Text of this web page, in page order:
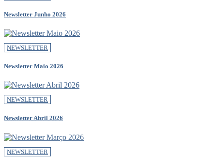
Newsletter Junho 2026
NEWSLETTER
Newsletter Maio 2026
NEWSLETTER
Newsletter Abril 2026
NEWSLETTER